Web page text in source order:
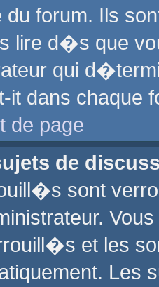
forum. Ils
lire d�s que
qui
it dans chaque
de page
de
sont
et les
Les